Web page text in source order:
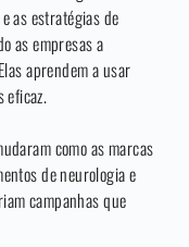
e as estratégias de
as empresas a
aprendem a usar
eficaz.
como as marcas
de neurologia e
campanhas que